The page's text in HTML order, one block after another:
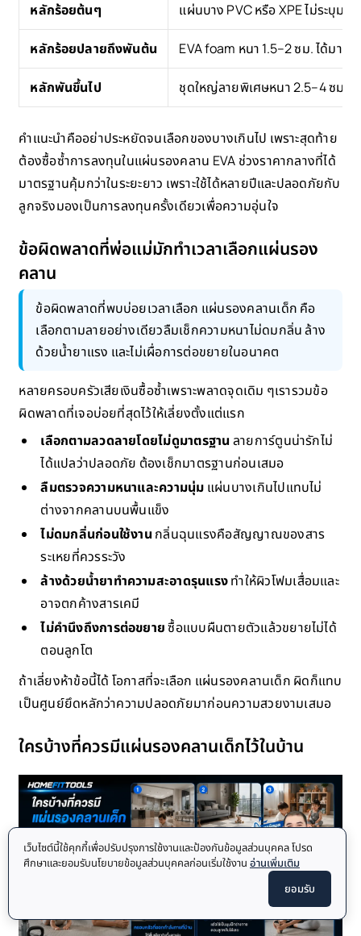
หลักร้อยต้นๆ แผ่นบาง PVC หรือ XPE ไม่ระบุมา
หลักร้อยปลายถึงพันต้น EVA foam หนา 1.5–2 ซม. ได้มาต
หลักพันขึ้นไป ชุดใหญ่ลายพิเศษหนา 2.5–4 ซม.
คำแนะนำคืออย่าประหยัดจนเลือกของบางเกินไป เพราะสุดท้าย
ต้องซื้อซ้ำการลงทุนในแผ่นรองคลาน EVA ช่วงราคากลางที่ได้
มาตรฐานคุ้มกว่าในระยะยาว เพราะใช้ได้หลายปีและปลอดภัยกับ
ลูกจริงมองเป็นการลงทุนครั้งเดียวเพื่อความอุ่นใจ
ข้อผิดพลาดที่พ่อแม่มักทำเวลาเลือกแผ่นรอง
คลาน
ข้อผิดพลาดที่พบบ่อยเวลาเลือก แผ่นรองคลานเด็ก คือ
เลือกตามลายอย่างเดียวลืมเช็กความหนาไม่ดมกลิ่น ล้าง
ด้วยน้ำยาแรง และไม่เผื่อการต่อขยายในอนาคต
หลายครอบครัวเสียเงินซื้อซ้ำเพราะพลาดจุดเดิม ๆเรารวมข้อ
ผิดพลาดที่เจอบ่อยที่สุดไว้ให้เลี่ยงตั้งแต่แรก
เลือกตามลวดลายโดยไม่ดูมาตรฐาน ลายการ์ตูนน่ารักไม่
ได้แปลว่าปลอดภัย ต้องเช็กมาตรฐานก่อนเสมอ
ลืมตรวจความหนาและความนุ่ม แผ่นบางเกินไปแทบไม่
ต่างจากคลานบนพื้นแข็ง
ไม่ดมกลิ่นก่อนใช้งาน กลิ่นฉุนแรงคือสัญญาณของสาร
ระเหยที่ควรระวัง
ล้างด้วยน้ำยาทำความสะอาดรุนแรงทำให้ผิวโฟมเสื่อมและ
อาจตกค้างสารเคมี
ไม่คำนึงถึงการต่อขยายซื้อแบบผืนตายตัวแล้วขยายไม่ได้
ตอนลูกโต
ถ้าเลี่ยงห้าข้อนี้ได้ โอกาสที่จะเลือก แผ่นรองคลานเด็ก ผิดก็แทบ
เป็นศูนย์ยึดหลักว่าความปลอดภัยมาก่อนความสวยงามเสมอ
ใครบ้างที่ควรมีแผ่นรองคลานเด็กไว้ในบ้าน
เว็บไซต์นี้ใช้คุกกี้เพื่อปรับปรุงการใช้งานและป้องกันข้อมูลส่วนบุคคล โปรด
ศึกษาและยอมรับนโยบายข้อมูลส่วนบุคคลก่อนเริ่มใช้งาน อ่านเพิ่มเติม
ยอมรับ